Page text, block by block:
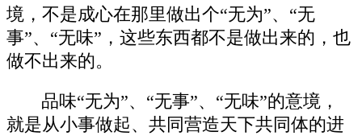
境，不是成心在那里做出个“无为”、“无
事”、“无味”，这些东西都不是做出来的，也
做不出来的。
品味“无为”、“无事”、“无味”的意境，
就是从小事做起、共同营造天下共同体的进